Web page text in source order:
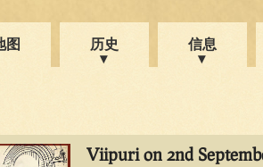
图 历史 信息
Viipuri on 2nd